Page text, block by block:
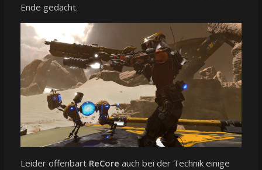
Ende gedacht.
Leider offenbart ReCore auch bei der Technik einige